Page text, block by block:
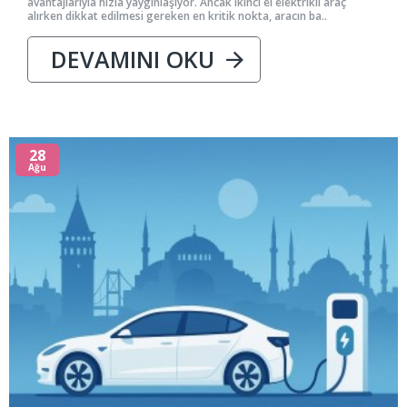
alırken dikkat edilmesi gereken en kritik nokta, aracın ba..
DEVAMINI OKU
28
Ağu